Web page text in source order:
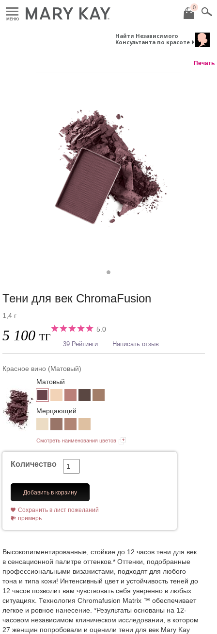
МЕНЮ
0
Найти Независимого
Консультанта по красоте
Печать
Тени для век ChromaFusion
1,4 г
5 100 ТГ
5.0
39 Рейтинги Написать отзыв
Красное вино (Матовый)
Матовый
Мерцающий
Смотреть наименования цветов
Количество
Добавить в корзину
Сохранить в лист пожеланий
примерь
Высокопигментированные, стойкие до 12 часов тени для век
в сенсационной палитре оттенков.* Оттенки, подобранные
профессиональными визажистами, подходят для любого
тона и типа кожи! Интенсивный цвет и устойчивость теней до
12 часов позволит вам чувствовать себя уверенно в любых
ситуациях. Технология Chromafusion Matrix ™ обеспечивает
легкое и ровное нанесение. *Результаты основаны на 12-
часовом независимом клиническом исследовании, в котором
27 женщин попробовали и оценили тени для век Mary Kay